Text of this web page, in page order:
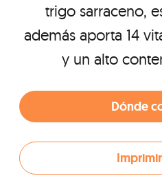
trigo sarraceno,
además aporta 14
y un alto
Dónde